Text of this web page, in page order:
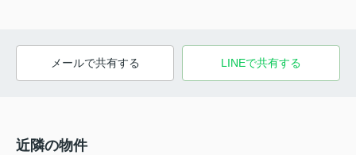
メールで共有する LINEで共有する
近隣の物件